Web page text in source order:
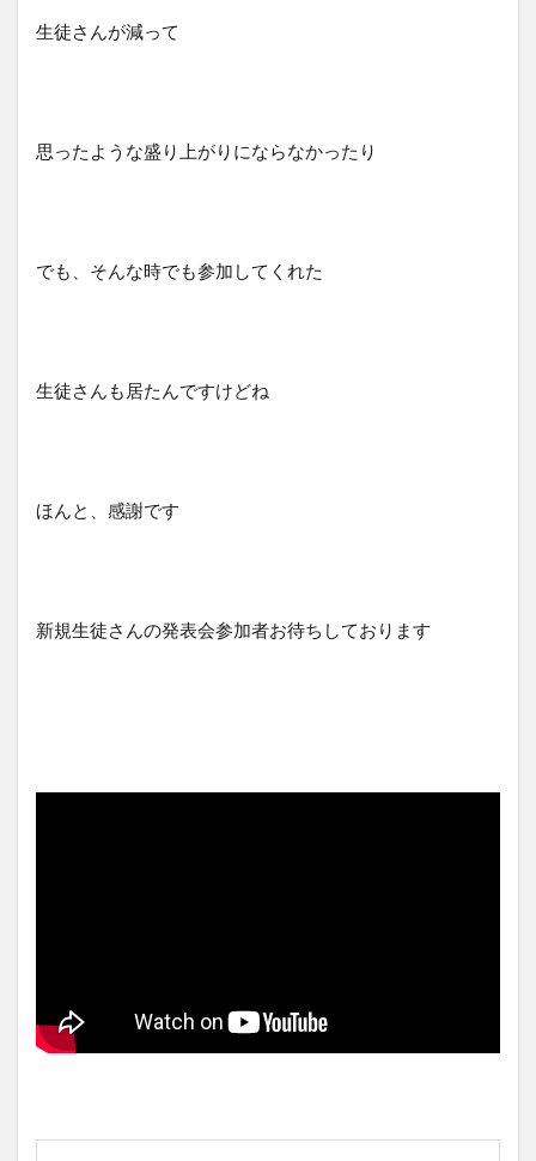
生徒さんが減って
思ったような盛り上がりにならなかったり
でも、そんな時でも参加してくれた
生徒さんも居たんですけどね
ほんと、感謝です
新規生徒さんの発表会参加者お待ちしております